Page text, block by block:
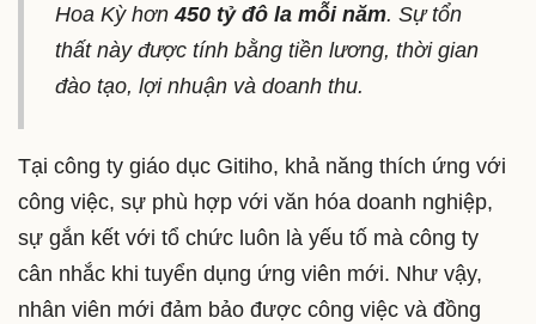
Hoa Kỳ hơn450 tỷ đô la mỗi năm. Sự tổn
thất này được tính bằng tiền lương, thời gian
đào tạo, lợi nhuận và doanh thu.
Tại công ty giáo dục Gitiho, khả năng thích ứng với
công việc, sự phù hợp với văn hóa doanh nghiệp,
sự gắn kết với tổ chức luôn là yếu tố mà công ty
cân nhắc khi tuyển dụng ứng viên mới. Như vậy,
nhân viên mới đảm bảo được công việc và đồng